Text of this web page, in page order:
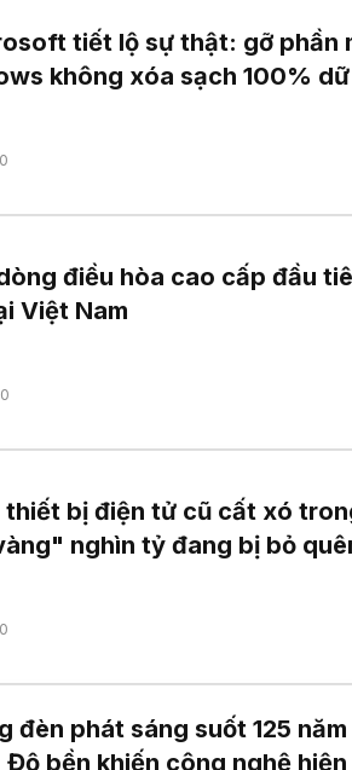
tiết lộ sự thật: gỡ phần
không xóa sạch 100%
0
điều hòa cao cấp đầu
Việt Nam
0
thiết bị điện tử cũ cất xó
nghìn tỷ đang bị bỏ
0
đèn phát sáng suốt 125
bền khiến công nghệ hiện